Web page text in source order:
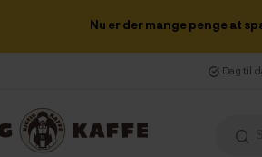
Nu er der mange penge at
Dag til